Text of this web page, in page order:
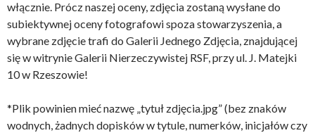
włącznie. Prócz naszej oceny, zdjęcia zostaną wysłane do
subiektywnej oceny fotografowi spoza stowarzyszenia, a
wybrane zdjęcie trafi do Galerii Jednego Zdjęcia, znajdującej
się w witrynie Galerii Nierzeczywistej RSF, przy ul. J. Matejki
10 w Rzeszowie!
*Plik powinien mieć nazwę „tytuł zdjęcia.jpg” (bez znaków
wodnych, żadnych dopisków w tytule, numerków, inicjałów czy